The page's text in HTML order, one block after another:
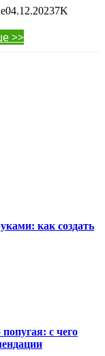
04.12.20237K
>>
как создать
с чего